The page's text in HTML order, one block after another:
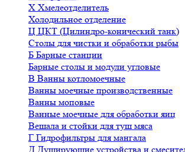
Х Хмелеотделитель
Холодильное отделение
Ц ЦКТ (Цилиндро-конический танк)
Столы для чистки и обработки рыбы
Б Барные станции
Барные столы и модули угловые
В Ванны котломоечные
Ванны моечные производственные
Ванны моповые
Ванные моечные для обработки яиц
Вешала и стойки для туш мяса
Г Гидрофильтры для мангала
Д Душирующие устройства и